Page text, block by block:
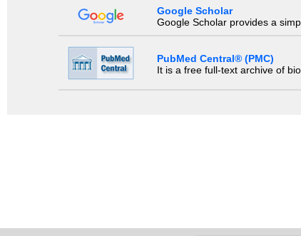
Google Scholar
Google Scholar provides a
PubMed Central® (PMC)
It is a free full-text archive of